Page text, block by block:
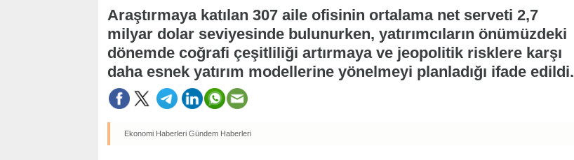
Araştırmaya katılan 307 aile ofisinin ortalama net serveti 2,7
milyar dolar seviyesinde bulunurken, yatırımcıların önümüzdeki
dönemde coğrafi çeşitliliği artırmaya ve jeopolitik risklere karşı
daha esnek yatırım modellerine yönelmeyi planladığı ifade edildi.
Ekonomi Haberleri Gündem Haberleri